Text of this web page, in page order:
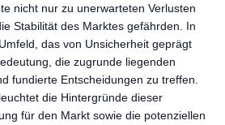
nicht nur zu unerwarteten Verlusten
Stabilität des Marktes gefährden. In
das von Unsicherheit geprägt
die zugrunde liegenden
fundierte Entscheidungen zu treffen.
die Hintergründe dieser
für den Markt sowie die potenziellen